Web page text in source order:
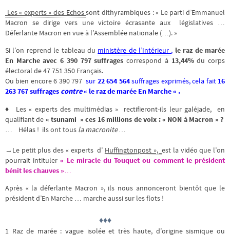
Les « experts » des Echossont dithyrambiques : « Le parti d’Emmanuel
Macron se dirige vers une victoire écrasante aux législatives …
Déferlante Macron en vue à l’Assemblée nationale (…). »
Si l’on reprend le tableau du ministère de l’Intérieur , le raz de marée
En Marche avec 6 390 797 suffragescorrespond à13,44%du corps
électoral de 47 751 350 Français.
Ou bien encore6 390 797 sur 22 654 564suffrages exprimés, cela fait 16
263 767 suffrages contre« le raz de marée En Marche « .
♦ Les « experts des multimédias » rectifieront-ils leur galéjade, en
qualifiant de « tsunami »ces 16 millions de voix : « NON à Macron » ?
… Hélas ! ils ont tous la macronite …
→Le petit plus des « experts d’ Huffingtonpost »,est la vidéo que l’on
pourrait intituler« Le miracle du Touquet ou comment le président
bénit les chauves »…
Après « la déferlante Macron », ils nous annonceront bientôt que le
président d’En Marche … marche aussi sur les flots !
♦♦♦
1 Raz de marée : vague isolée et très haute, d’origine sismique ou